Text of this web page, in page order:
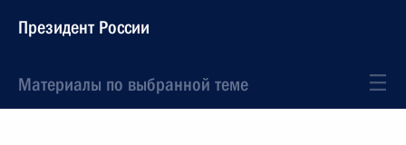
Президент России
Материалы по выбранной теме